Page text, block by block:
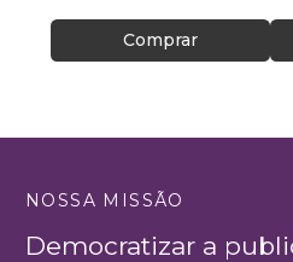
Comprar
NOSSA MISSÃO
Democratizar a